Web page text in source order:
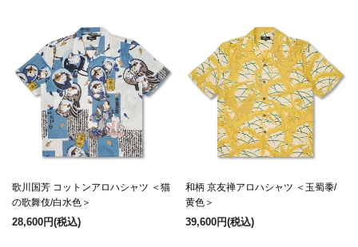
歌川国芳 コットンアロハシャツ ＜猫
の歌舞伎/白水色＞
28,600円(税込)
和柄 京友禅アロハシャツ ＜玉蜀黍/
黄色＞
39,600円(税込)